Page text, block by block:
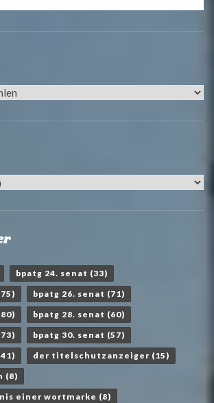
bpatg 24. senat (33)
bpatg 26. senat (71)
bpatg 28. senat (60)
bpatg 30. senat (57)
der titelschutzanzeiger (15)
(8)
einer wortmarke (8)